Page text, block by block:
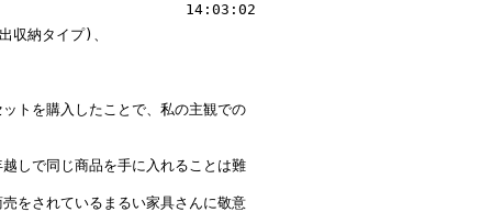
14:03:02
収納タイプ)、
トを購入したことで、私の主観での
しで同じ商品を手に入れることは難
をされているまるい家具さんに敬意